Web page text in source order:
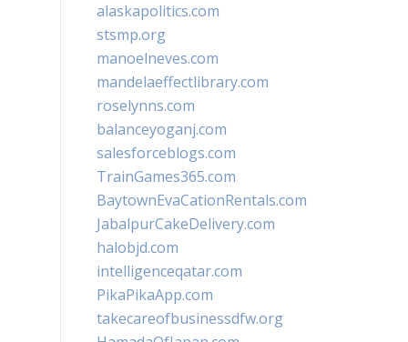
alaskapolitics.com
stsmp.org
manoelneves.com
mandelaeffectlibrary.com
roselynns.com
balanceyoganj.com
salesforceblogs.com
TrainGames365.com
BaytownEvaCationRentals.com
JabalpurCakeDelivery.com
halobjd.com
intelligenceqatar.com
PikaPikaApp.com
takecareofbusinessdfw.org